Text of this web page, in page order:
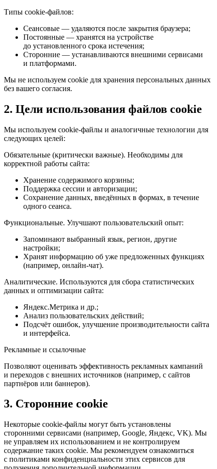
Типы cookie-файлов:
Сеансовые — удаляются после закрытия браузера;
Постоянные — хранятся на устройстве
до установленного срока истечения;
Сторонние — устанавливаются внешними сервисами
и платформами.
Мы не используем cookie для хранения персональных данных
без вашего согласия.
2. Цели использования файлов cookie
Мы используем cookie-файлы и аналогичные технологии для
следующих целей:
Обязательные (критически важные). Необходимы для
корректной работы сайта:
Хранение содержимого корзины;
Поддержка сессии и авторизации;
Сохранение данных, введённых в формах, в течение
одного сеанса.
Функциональные. Улучшают пользовательский опыт:
Запоминают выбранный язык, регион, другие
настройки;
Хранят информацию об уже предложенных функциях
(например, онлайн-чат).
Аналитические. Используются для сбора статистических
данных и оптимизации сайта:
Яндекс.Метрика и др.;
Анализ пользовательских действий;
Подсчёт ошибок, улучшение производительности сайта
и интерфейса.
Рекламные и ссылочные
Позволяют оценивать эффективность рекламных кампаний
и переходов с внешних источников (например, с сайтов
партнёров или баннеров).
3. Сторонние cookie
Некоторые cookie-файлы могут быть установлены
сторонними сервисами (например, Google, Яндекс, VK). Мы
не управляем их использованием и не контролируем
содержание таких cookie. Мы рекомендуем ознакомиться
с политиками конфиденциальности этих сервисов для